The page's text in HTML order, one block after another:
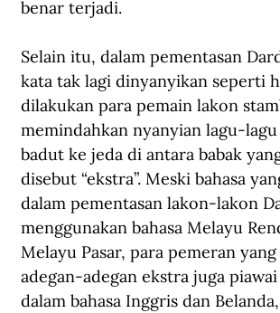
benar terjadi.
Selain itu, dalam pementasan
kata tak lagi dinyanyikan seperti
dilakukan para pemain lakon
memindahkan nyanyian lagu-
badut ke jeda di antara babak
disebut “ekstra”. Meski bahasa
dalam pementasan lakon-lakon
menggunakan bahasa Melayu
Melayu Pasar, para pemeran
adegan-adegan ekstra juga
dalam bahasa Inggris dan